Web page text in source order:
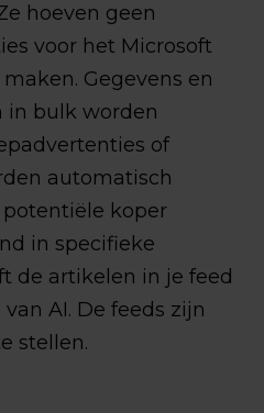
hoeven geen
voor het Microsoft
Gegevens en
in bulk worden
of
automatisch
koper
in specifieke
de artikelen in je feed
AI. De feeds zijn
stellen.